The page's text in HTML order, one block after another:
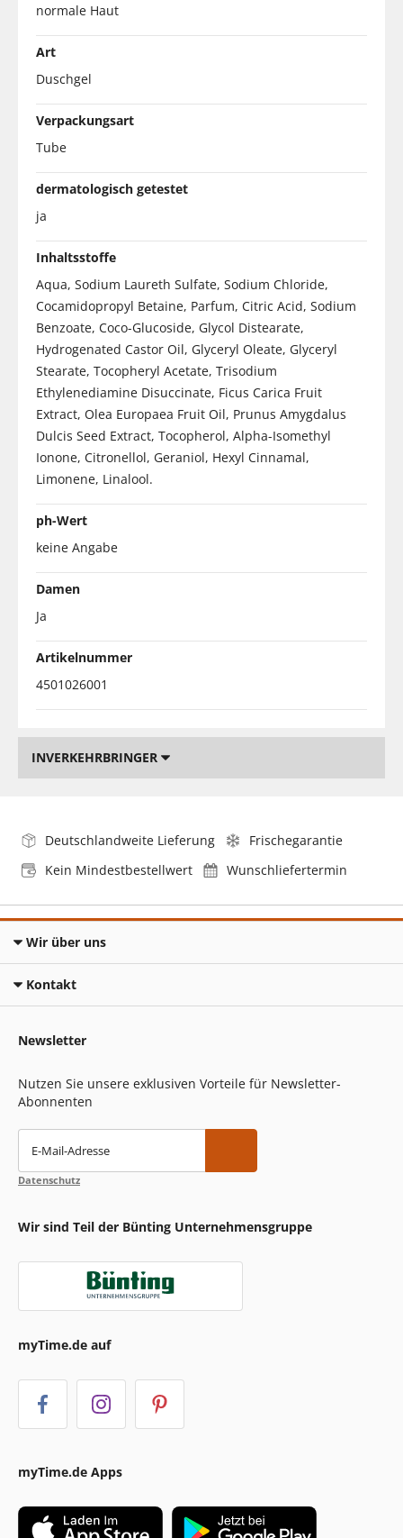
normale Haut
Art
Duschgel
Verpackungsart
Tube
dermatologisch getestet
ja
Inhaltsstoffe
Aqua, Sodium Laureth Sulfate, Sodium Chloride,
Cocamidopropyl Betaine, Parfum, Citric Acid, Sodium
Benzoate, Coco-Glucoside, Glycol Distearate,
Hydrogenated Castor Oil, Glyceryl Oleate, Glyceryl
Stearate, Tocopheryl Acetate, Trisodium
Ethylenediamine Disuccinate, Ficus Carica Fruit
Extract, Olea Europaea Fruit Oil, Prunus Amygdalus
Dulcis Seed Extract, Tocopherol, Alpha-Isomethyl
Ionone, Citronellol, Geraniol, Hexyl Cinnamal,
Limonene, Linalool.
ph-Wert
keine Angabe
Damen
Ja
Artikelnummer
4501026001
INVERKEHRBRINGER
Deutschlandweite Lieferung
Frischegarantie
Kein Mindestbestellwert
Wunschliefertermin
Wir über uns
Kontakt
Newsletter
Nutzen Sie unsere exklusiven Vorteile für Newsletter-
Abonnenten
E-Mail-Adresse
Datenschutz
Wir sind Teil der Bünting Unternehmensgruppe
myTime.de auf
myTime.de Apps